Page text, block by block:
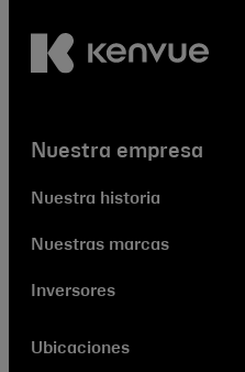
Nuestra empresa
Nuestra historia
Nuestras marcas
Inversores
Ubicaciones